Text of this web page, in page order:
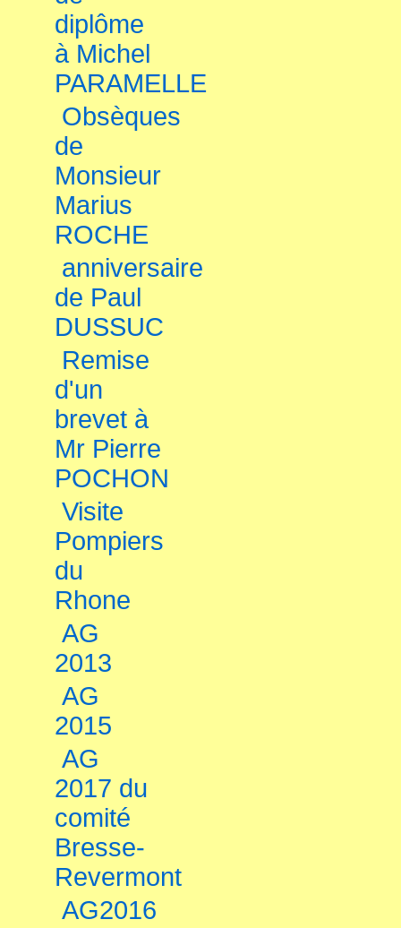
diplôme
à Michel
PARAMELLE
Obsèques
de
Monsieur
Marius
ROCHE
anniversaire
de Paul
DUSSUC
Remise
d'un
brevet à
Mr Pierre
POCHON
Visite
Pompiers
du
Rhone
AG
2013
AG
2015
AG
2017 du
comité
Bresse-
Revermont
AG2016